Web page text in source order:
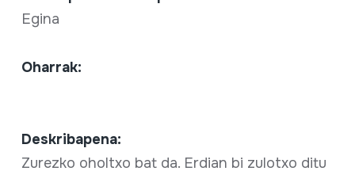
Egina
Oharrak:
Deskribapena:
Zurezko oholtxo bat da. Erdian bi zulotxo ditu